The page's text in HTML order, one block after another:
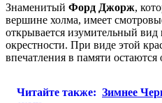
Знаменитый Форд Джорж,
вершине холма, имеет
открывается изумительный
окрестности. При виде этой
впечатления в памяти остаются
Читайте также: Зимнее